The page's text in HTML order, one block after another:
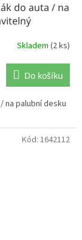
do auta / na
Skladem (2 ks)
Do košíku
na palubní desku
Kód: 1642112